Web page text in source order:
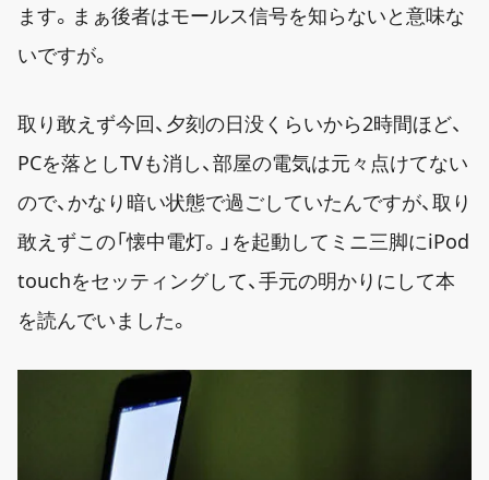
ます。まぁ後者はモールス信号を知らないと意味な
いですが。
取り敢えず今回、夕刻の日没くらいから2時間ほど、
PCを落としTVも消し、部屋の電気は元々点けてない
ので、かなり暗い状態で過ごしていたんですが、取り
敢えずこの「懐中電灯。」を起動してミニ三脚にiPod
touchをセッティングして、手元の明かりにして本
を読んでいました。